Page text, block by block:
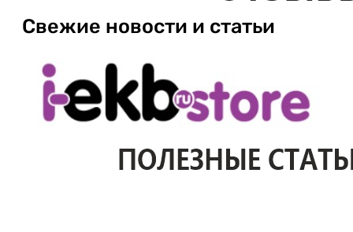
Свежие новости и статьи